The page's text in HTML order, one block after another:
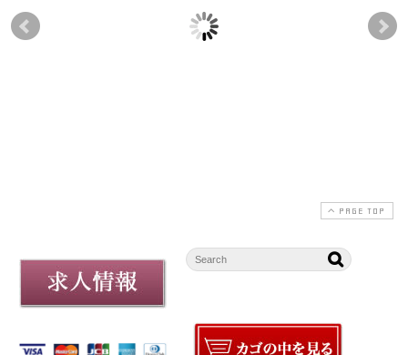
年末年始限定パッケー
「ベリーカリント」販
彩
PAGE TOP